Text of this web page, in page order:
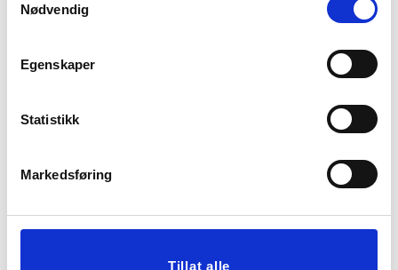
Nødvendig
Egenskaper
Statistikk
Markedsføring
Tillat alle
KJØP